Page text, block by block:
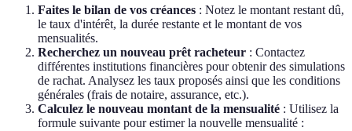
Faites le bilan de vos créances : Notez le montant restant dû,
le taux d'intérêt, la durée restante et le montant de vos
mensualités.
Recherchez un nouveau prêt racheteur : Contactez
différentes institutions financières pour obtenir des simulations
de rachat. Analysez les taux proposés ainsi que les conditions
générales (frais de notaire, assurance, etc.).
Calculez le nouveau montant de la mensualité : Utilisez la
formule suivante pour estimer la nouvelle mensualité :